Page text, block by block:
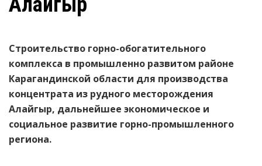
Строительство горно-обогатительного
комплекса в промышленно развитом районе
Карагандинской области для производства
концентрата из рудного месторождения
Алайгыр, дальнейшее экономическое и
социальное развитие горно-промышленного
региона.